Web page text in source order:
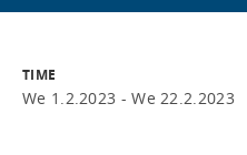
TIME
We 1.2.2023 -We 22.2.2023